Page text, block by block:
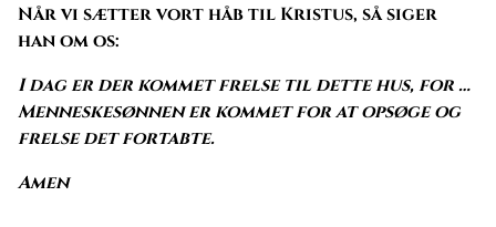
Når vi sætter vort håb til Kristus, så siger
han om os:
I dag er der kommet frelse til dette hus, for …
Menneskesønnen er kommet for at opsøge og
frelse det fortabte.
Amen